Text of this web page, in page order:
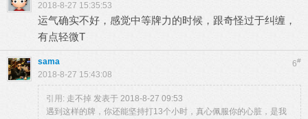
2018-8-27 15:35:53
运气确实不好，感觉中等牌力的时候，跟奇怪过于纠缠，
有点轻微T
6#
sama
2018-8-27 15:43:08
引用: 走不掉 发表于 2018-8-27 09:53
遇到这样的牌，你还能坚持打13个小时，真心佩服你的心脏，是我